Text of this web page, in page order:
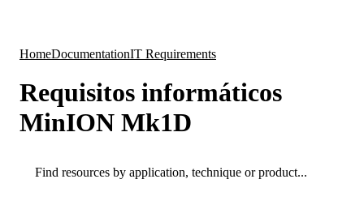
HomeDocumentationIT Requirements
Requisitos informáticos
MinION Mk1D
Search